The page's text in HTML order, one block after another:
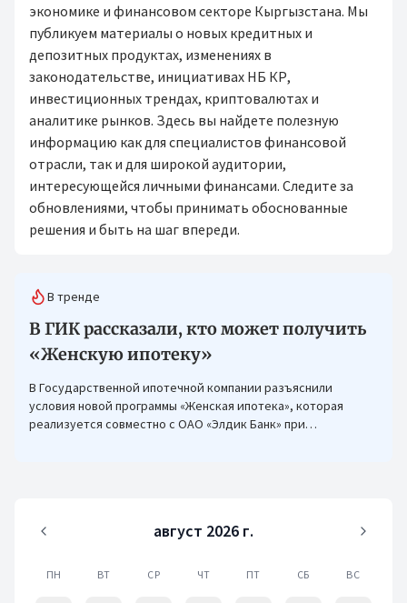
экономике и финансовом секторе Кыргызстана. Мы
публикуем материалы о новых кредитных и
депозитных продуктах, изменениях в
законодательстве, инициативах НБ КР,
инвестиционных трендах, криптовалютах и
аналитике рынков. Здесь вы найдете полезную
информацию как для специалистов финансовой
отрасли, так и для широкой аудитории,
интересующейся личными финансами. Следите за
обновлениями, чтобы принимать обоснованные
решения и быть на шаг впереди.
В тренде
В ГИК рассказали, кто может получить
«Женскую ипотеку»
В Государственной ипотечной компании разъяснили
условия новой программы «Женская ипотека», которая
реализуется совместно с ОАО «Элдик Банк» при
август 2026 г.
ПН ВТ СР ЧТ ПТ СБ ВС